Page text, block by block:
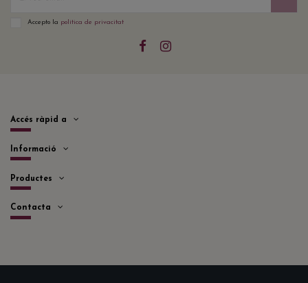
Accepto la política de privacitat
Accés ràpid a
Informació
Productes
Contacta